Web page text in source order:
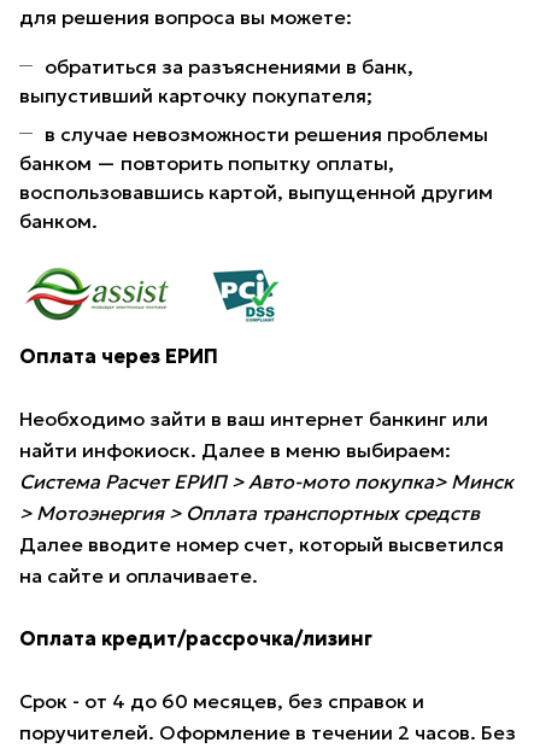
для решения вопроса вы можете:
обратиться за разъяснениями в банк,
выпустивший карточку покупателя;
в случае невозможности решения проблемы
банком — повторить попытку оплаты,
воспользовавшись картой, выпущенной другим
банком.
Оплата через ЕРИП
Необходимо зайти в ваш интернет банкинг или
найти инфокиоск. Далее в меню выбираем:
Система Расчет ЕРИП > Авто-мото покупка> Минск
> Мотоэнергия > Оплата транспортных средств
Далее вводите номер счет, который высветился
на сайте и оплачиваете.
Оплата кредит/рассрочка/лизинг
Срок - от 4 до 60 месяцев, без справок и
поручителей. Оформление в течении 2 часов. Без